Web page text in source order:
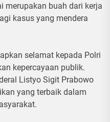
merupakan buah dari kerja
kasus yang mendera
selamat kepada Polri
kepercayaan publik.
Listyo Sigit Prabowo
yang terbaik dalam